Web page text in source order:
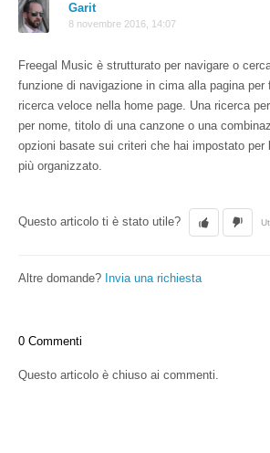
Garit
8 novembre 2016, 14:07
Freegal Music è strutturato per navigare o
funzione di navigazione in cima alla pagina
ricerca veloce nella home page. Una ricerca
per nome, titolo di una canzone o una
opzioni basate sui criteri che hai impostato
più organizzato.
Questo articolo ti è stato utile?
Altre domande? Invia una richiesta
0 Commenti
Questo articolo è chiuso ai commenti.